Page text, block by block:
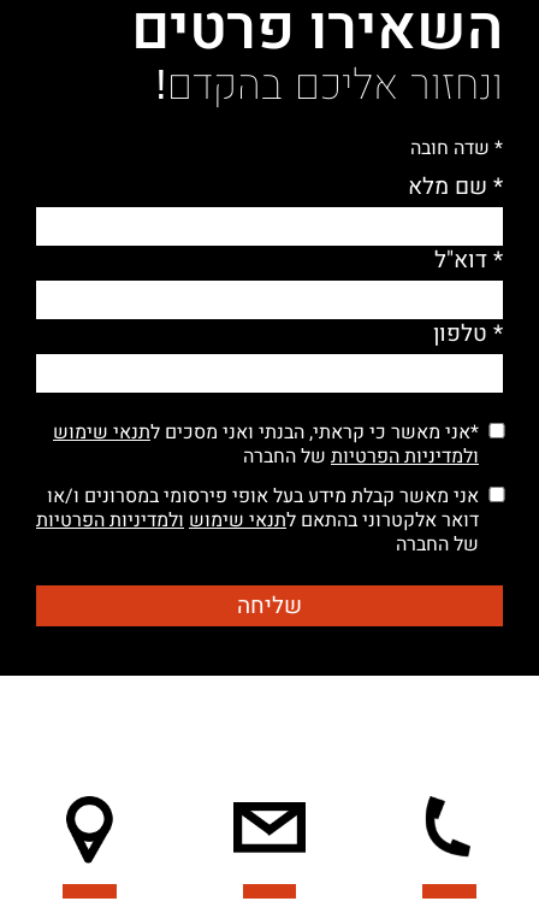
השאירו פרטים
ונחזור אליכם בהקדם!
* שדה חובה
* שם מלא
* דוא"ל
* טלפון
*אני מאשר כי קראתי, הבנתי ואני מסכים לתנאי שימוש
ולמדיניות הפרטיות של החברה
אני מאשר קבלת מידע בעל אופי פירסומי במסרונים ו/או
דואר אלקטרוני בהתאם לתנאי שימושולמדיניות הפרטיות
של החברה